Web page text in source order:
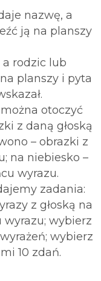
nazwę, a
ją na planszy
rodzic lub
planszy i pyta
otoczyć
z daną głoską
– obrazki z
na niebiesko –
wyrazu.
zadania:
z głoską na
wyrazu; wybierz
wybierz
10 zdań.